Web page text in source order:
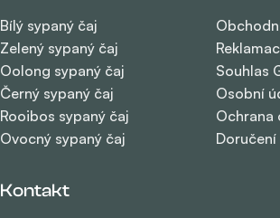
Bílý sypaný čaj
Zelený sypaný čaj
Oolong sypaný čaj
Černý sypaný čaj
Rooibos sypaný čaj
Ovocný sypaný čaj
Souhlas
Osobní
Ochrana
Doručení
Kontakt